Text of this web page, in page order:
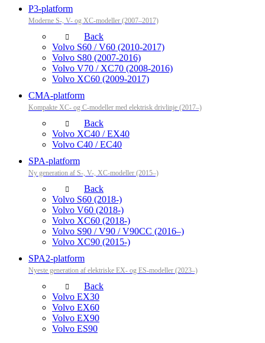
P3-platform
Moderne S-, V- og XC-modeller (2007–2017)
Back
Volvo S60 / V60 (2010-2017)
Volvo S80 (2007-2016)
Volvo V70 / XC70 (2008-2016)
Volvo XC60 (2009-2017)
CMA-platform
Kompakte XC- og C-modeller med elektrisk drivlinje (2017–)
Back
Volvo XC40 / EX40
Volvo C40 / EC40
SPA-platform
Ny generation af S-, V-, XC-modeller (2015–)
Back
Volvo S60 (2018-)
Volvo V60 (2018-)
Volvo XC60 (2018-)
Volvo S90 / V90 / V90CC (2016–)
Volvo XC90 (2015-)
SPA2-platform
Nyeste generation af elektriske EX- og ES-modeller (2023–)
Back
Volvo EX30
Volvo EX60
Volvo EX90
Volvo ES90